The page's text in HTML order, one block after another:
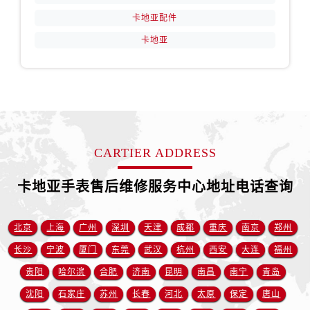
新疆维吾尔自治区阿拉山口市友好路卡地亚售后服务中心（需提前预约）
新疆维吾尔自治区阿图什市光明路卡地亚售后服务中心（需提前预约）
新疆维吾尔自治区白杨市军垦路卡地亚售后服务中心（需提前预约）
新疆维吾尔自治区北屯市团结路卡地亚售后服务中心（需提前预约）
新疆维吾尔自治区博乐市博乐市北京路卡地亚售后服务中心（需提前预约）
新疆维吾尔自治区昌吉市延安北路卡地亚售后服务中心（需提前预约）
卡地亚配件
卡地亚
CARTIER ADDRESS
卡地亚手表售后维修服务中心地址电话查询
北京 上海 广州 深圳 天津 成都 重庆 南京 郑州
长沙 宁波 厦门 东莞 武汉 杭州 西安 大连 福州
贵阳 哈尔滨 合肥 济南 昆明 南昌 南宁 青岛
沈阳 石家庄 苏州 长春 河北 太原 保定 唐山